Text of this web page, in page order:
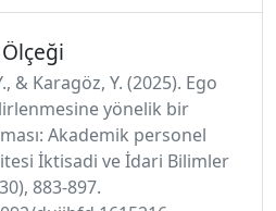
& Karagöz, Y. (2025). Ego
yönelik bir
Akademik personel
İktisadi ve İdari Bilimler
883-897.